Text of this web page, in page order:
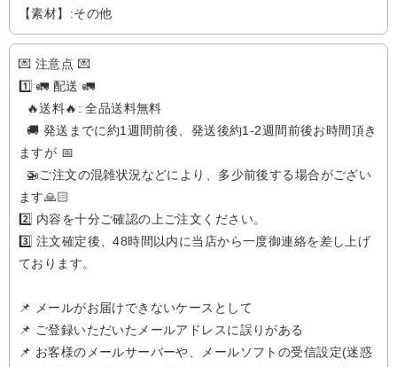
【素材】:その他
💌 注意点 💌
1️⃣ 🚛 配送 🚛
🔥送料🔥: 全品送料無料
🚚 発送までに約1週間前後、発送後約1-2週間前後お時間頂き
ますが 📅
🚁️ご注文の混雑状況などにより、多少前後する場合がござい
ます🙏🏻
2️⃣ 内容を十分ご確認の上ご注文ください。
3️⃣ 注文確定後、48時間以内に当店から一度御連絡を差し上げ
ております。
📌 メールがお届けできないケースとして
📌 ご登録いただいたメールアドレスに誤りがある
📌 お客様のメールサーバーや、メールソフトの受信設定(迷惑